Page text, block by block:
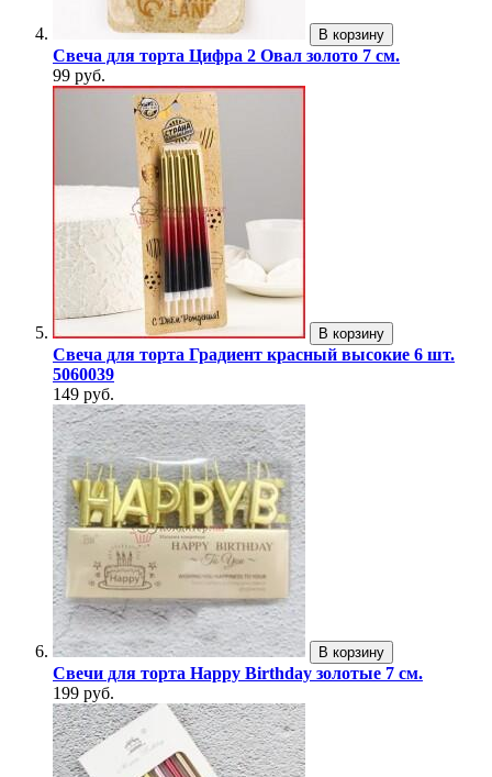
В корзину
Свеча для торта Цифра 2 Овал золото 7 см.
99 руб.
В корзину
Свеча для торта Градиент красный высокие 6 шт.
5060039
149 руб.
В корзину
Свечи для торта Happy Birthday золотые 7 см.
199 руб.